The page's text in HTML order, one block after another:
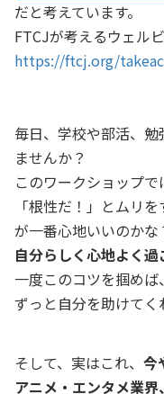
だと考えています。
FTCJが考えるウェル
https://ftcj.org/
毎日、学校や部活、
ませんか？
このワークショップで
「根性だ！」とムリ
が一番心地いいのかな
自分らしく心地よく
一度このコツを掴めば
ずっと自分を助けてく
そして、実はこれ、 今
アニメ・エンタメ業